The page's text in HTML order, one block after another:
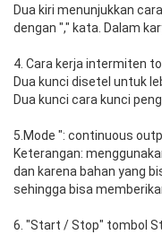
Dua kiri menunjukkan
dengan "," kata. Dalam
4. Cara kerja intermiten
Dua kunci disetel untuk
Dua kunci cara kunci
5.Mode ": continuous
Keterangan:
dan karena bahan yang
sehingga bisa
6. "Start / Stop" tombol